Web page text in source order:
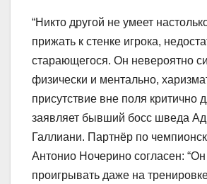
“Никто другой не умеет
прижать к стенке игрока,
старающегося. Он невероятно
физически и ментально,
присутствие вне поля критично
заявляет бывший босс шведа
Галлиани. Партнёр по
Антонио Ночерино согласен:
проигрывать даже на